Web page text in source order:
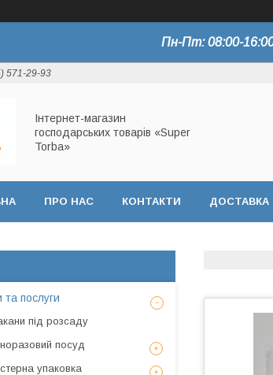
Пн-Пт: 08:00-
571-29-93
Інтернет-магазин
господарських товарів «Super
Torba»
ПРО НАС КОНТАКТИ ДОСТАВКА
та послуги
під розсаду
посуд
упаковка